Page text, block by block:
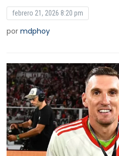
febrero 21, 2026 8:20 pm
pormdphoy